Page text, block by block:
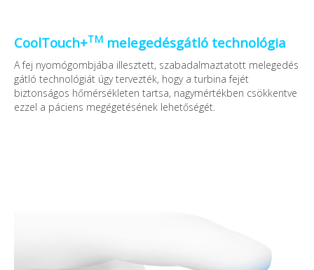
CoolTouch+TM melegedésgátló technológia
A fej nyomógombjába illesztett, szabadalmaztatott melegedés
gátló technológiát úgy tervezték, hogy a turbina fejét
biztonságos hőmérsékleten tartsa, nagymértékben csökkentve
ezzel a páciens megégetésének lehetőségét.